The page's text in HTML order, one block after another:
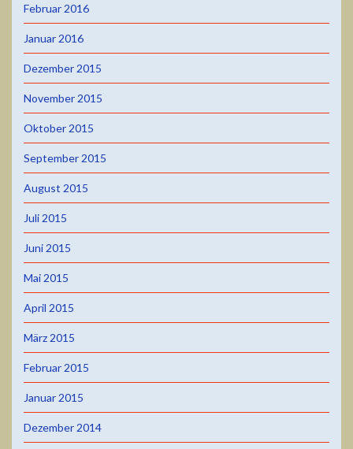
Februar 2016
Januar 2016
Dezember 2015
November 2015
Oktober 2015
September 2015
August 2015
Juli 2015
Juni 2015
Mai 2015
April 2015
März 2015
Februar 2015
Januar 2015
Dezember 2014